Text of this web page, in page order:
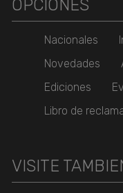
OPCIONES
Nacionales
Novedades
Ediciones
Libro de
VISITE